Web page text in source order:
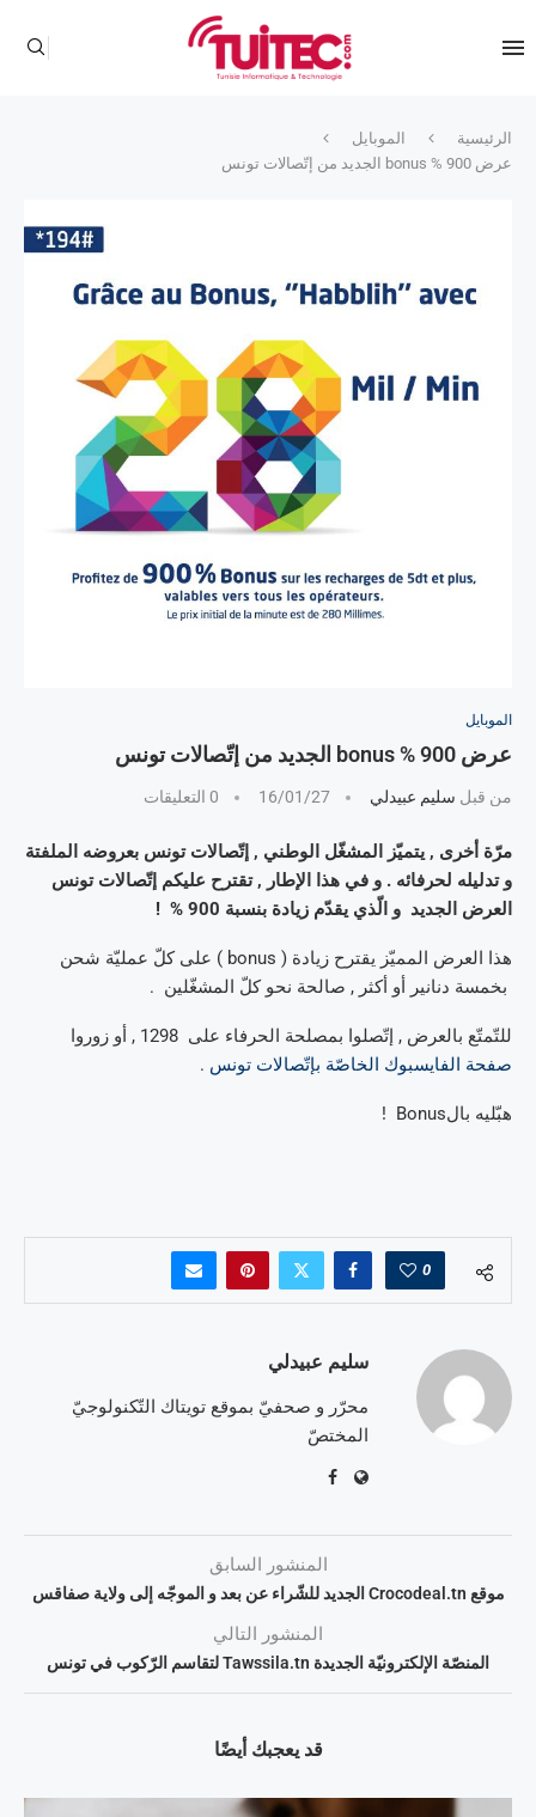
الرئيسية
الموبايل
عرض 900 % bonus الجديد من إتّصالات تونس
الموبايل
عرض 900 % bonus الجديد من إتّصالات تونس
من قبل سليم عبيدلي 16/01/27 0 التعليقات
مرّة أخرى , يتميّز المشغّل الوطني , إتّصالات تونس بعروضه الملفتة
و تدليله لحرفائه . و في هذا الإطار , تقترح عليكم إتّصالات تونس
العرض الجديد و الّذي يقدّم زيادة بنسبة 900 % !
هذا العرض المميّز يقترح زيادة ( bonus ) على كلّ عمليّة شحن
بخمسة دنانير أو أكثر , صالحة نحو كلّ المشغّلين .
للتّمتّع بالعرض , إتّصلوا بمصلحة الحرفاء على 1298 , أو زوروا
صفحة الفايسبوك الخاصّة بإتّصالات تونس .
هبّليه بالBonus !
0
سليم عبيدلي
محرّر و صحفيّ بموقع تويتاك التّكنولوجيّ
المختصّ
المنشور السابق
موقع Crocodeal.tn الجديد للشّراء عن بعد و الموجّه إلى ولاية صفاقس
المنشور التالي
المنصّة الإلكترونيّة الجديدة Tawssila.tn لتقاسم الرّكوب في تونس
قد يعجبك أيضًا